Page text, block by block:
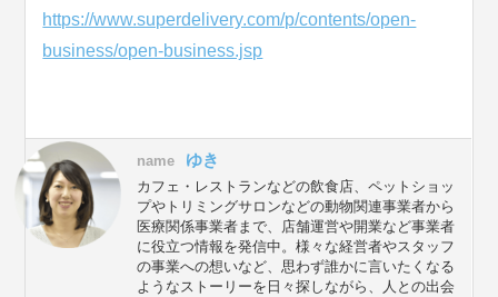
https://www.superdelivery.com/p/contents/open-
business/open-business.jsp
name ゆき
カフェ・レストランなどの飲食店、ペットショッ
プやトリミングサロンなどの動物関連事業者から
医療関係事業者まで、店舗運営や開業など事業者
に役立つ情報を発信中。様々な経営者やスタッフ
の事業への想いなど、思わず誰かに言いたくなる
ようなストーリーを日々探しながら、人との出会